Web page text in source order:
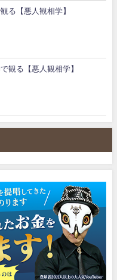
る【悪人観相学】
観る【悪人観相学】